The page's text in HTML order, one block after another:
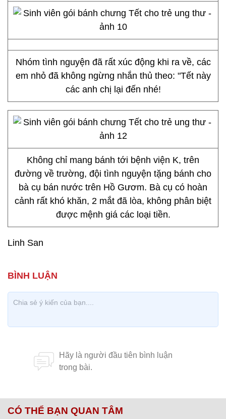
Nhóm tình nguyện đã rất xúc động khi ra về, các
em nhỏ đã không ngừng nhắn thủ theo: "Tết này
các anh chị lại đến nhé!
Không chỉ mang bánh tới bệnh viện K, trên
đường về trường, đội tình nguyện tặng bánh cho
bà cụ bán nước trên Hồ Gươm. Bà cụ có hoàn
cảnh rất khó khăn, 2 mắt đã lòa, không phân biệt
được mệnh giá các loại tiền.
Linh San
CÓ THỂ BẠN QUAN TÂM